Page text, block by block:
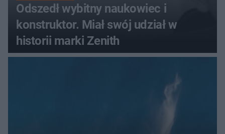
Odszedł wybitny naukowiec i
konstruktor. Miał swój udział w
historii marki Zenith